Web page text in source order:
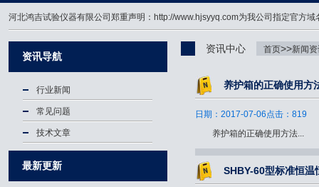
河北鸿吉试验仪器有限公司郑重声明：http://www.hjsyyq.com为我公司指定官方
资讯导航
行业新闻
常见问题
技术文章
最新更新
资讯中心 首页>>新闻资
养护箱的正确使用方
日期：2017-07-06点击：819
养护箱的正确使用方法...
SHBY-60型标准恒温